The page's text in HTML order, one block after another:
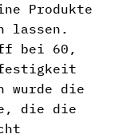
Produkte
lassen.
bei 60,
wurde die
die die